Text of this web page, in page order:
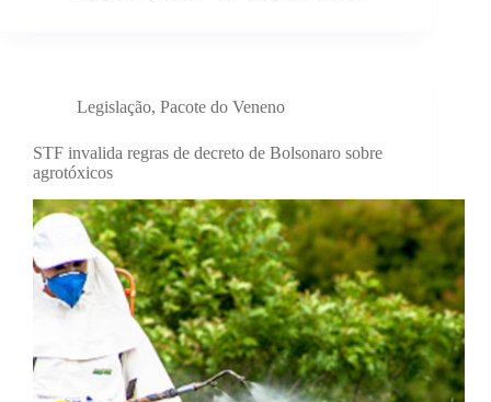
Legislação, Pacote do Veneno
STF invalida regras de decreto de Bolsonaro sobre
agrotóxicos